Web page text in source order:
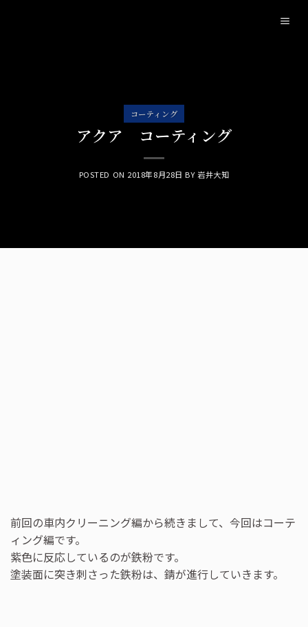
コーティング
アクア コーティング
POSTED ON 2018年8月28日 BY 岩井大知
前回の車内クリーニング編から続きまして、今回はコーテ
ィング編です。
紫色に反応しているのが鉄粉です。
塗装面に突き刺さった鉄粉は、錆が進行していきます。